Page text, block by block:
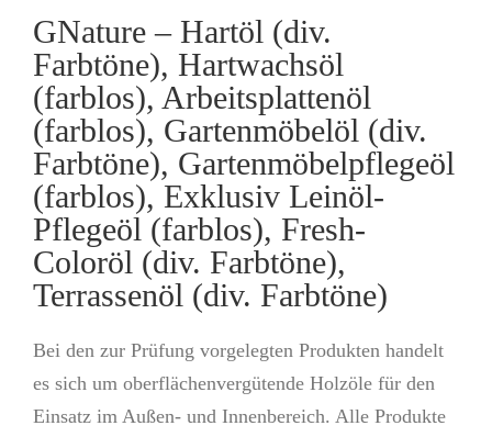
GNature – Hartöl (div.
Farbtöne), Hartwachsöl
(farblos), Arbeitsplattenöl
(farblos), Gartenmöbelöl (div.
Farbtöne), Gartenmöbelpflegeöl
(farblos), Exklusiv Leinöl-
Pflegeöl (farblos), Fresh-
Coloröl (div. Farbtöne),
Terrassenöl (div. Farbtöne)
Bei den zur Prüfung vorgelegten Produkten handelt
es sich um oberflächenvergütende Holzöle für den
Einsatz im Außen- und Innenbereich. Alle Produkte